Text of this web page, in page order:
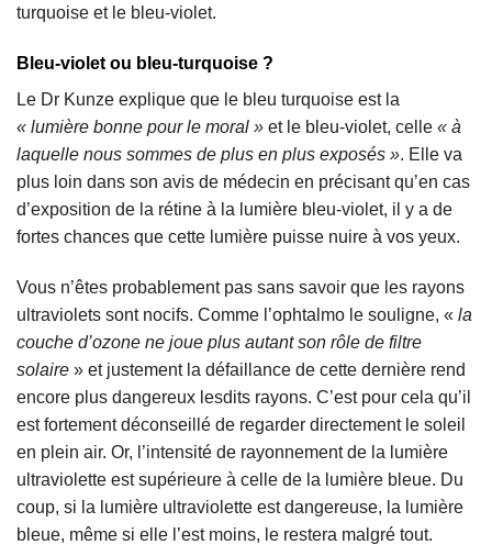
turquoise et le bleu-violet.
Bleu-violet ou bleu-turquoise ?
Le Dr Kunze explique que le bleu turquoise est la
« lumière bonne pour le moral » et le bleu-violet, celle « à
laquelle nous sommes de plus en plus exposés ». Elle va
plus loin dans son avis de médecin en précisant qu’en cas
d’exposition de la rétine à la lumière bleu-violet, il y a de
fortes chances que cette lumière puisse nuire à vos yeux.
Vous n’êtes probablement pas sans savoir que les rayons
ultraviolets sont nocifs. Comme l’ophtalmo le souligne, « la
couche d’ozone ne joue plus autant son rôle de filtre
solaire » et justement la défaillance de cette dernière rend
encore plus dangereux lesdits rayons. C’est pour cela qu’il
est fortement déconseillé de regarder directement le soleil
en plein air. Or, l’intensité de rayonnement de la lumière
ultraviolette est supérieure à celle de la lumière bleue. Du
coup, si la lumière ultraviolette est dangereuse, la lumière
bleue, même si elle l’est moins, le restera malgré tout.